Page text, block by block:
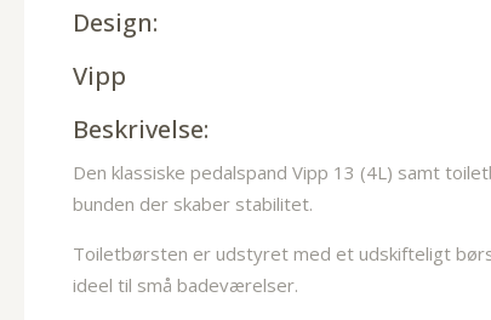
Design:
Vipp
Beskrivelse:
Den klassiske pedalspand Vipp 13 (4L) samt
bunden der skaber stabilitet.
Toiletbørsten er udstyret med et udskifteligt
ideel til små badeværelser.